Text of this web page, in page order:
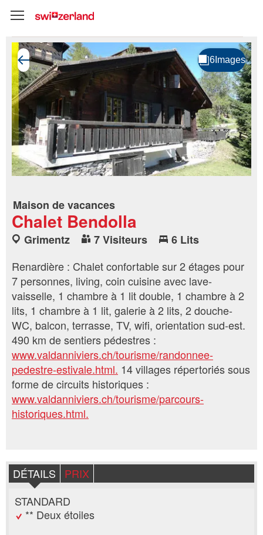
Maison de vacances
Chalet Bendolla
Grimentz 7 Visiteurs
6 Lits
Renardière : Chalet confortable sur 2 étages pour
7 personnes, living, coin cuisine avec lave-
vaisselle, 1 chambre à 1 lit double, 1 chambre à 2
lits, 1 chambre à 1 lit, galerie à 2 lits, 2 douche-
WC, balcon, terrasse, TV, wifi, orientation sud-est.
490 km de sentiers pédestres :
www.valdanniviers.ch/tourisme/randonnee-
pedestre-estivale.html. 14 villages répertoriés sous
forme de circuits historiques :
www.valdanniviers.ch/tourisme/parcours-
historiques.html.
DÉTAILS
PRIX
STANDARD
** Deux étoiles